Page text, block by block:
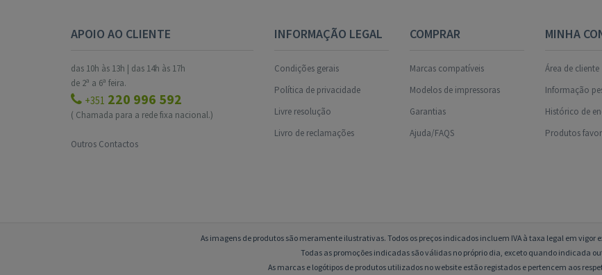
APOIO AO CLIENTE
das 10h às 13h | das 14h às 17h
de 2ª a 6ª feira.
+351 220 996 592
( Chamada para a rede fixa nacional.)
Outros Contactos
INFORMAÇÃO LEGAL
Condições gerais
Política de privacidade
Livre resolução
Livro de reclamações
COMPRAR
Marcas compatíveis
Modelos de impressoras
Garantias
Ajuda/FAQS
MINHA
Área de cliente
Informação
Histórico de
Produtos
As imagens de produtos são meramente ilustrativas. Todos os preços indicados incluem IVA à taxa legal em
Todas as promoções indicadas são válidas no próprio dia, exceto quando indicada
As marcas e logótipos de produtos utilizados no website estão registados e pertencem aos